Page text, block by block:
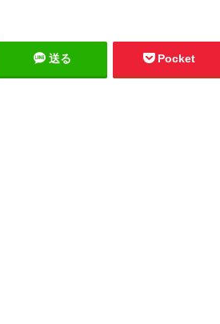
送る Pocket